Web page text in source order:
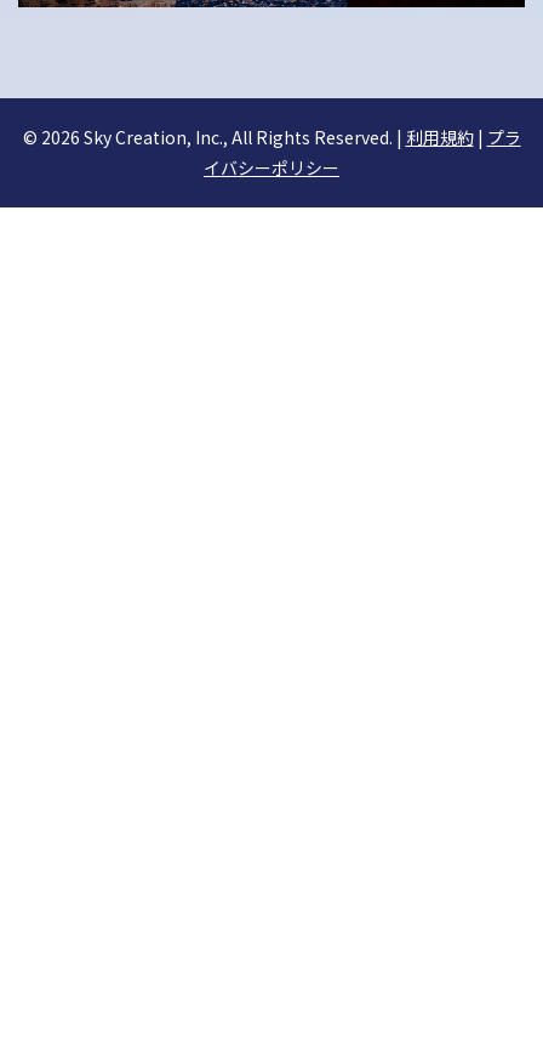
© 2026 Sky Creation, Inc., All Rights Reserved. | 利用規約| プラ
イバシーポリシー